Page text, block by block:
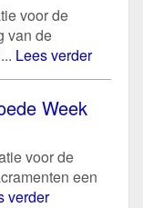
voor de
van de
Lees verder
Week
voor de
een
verder